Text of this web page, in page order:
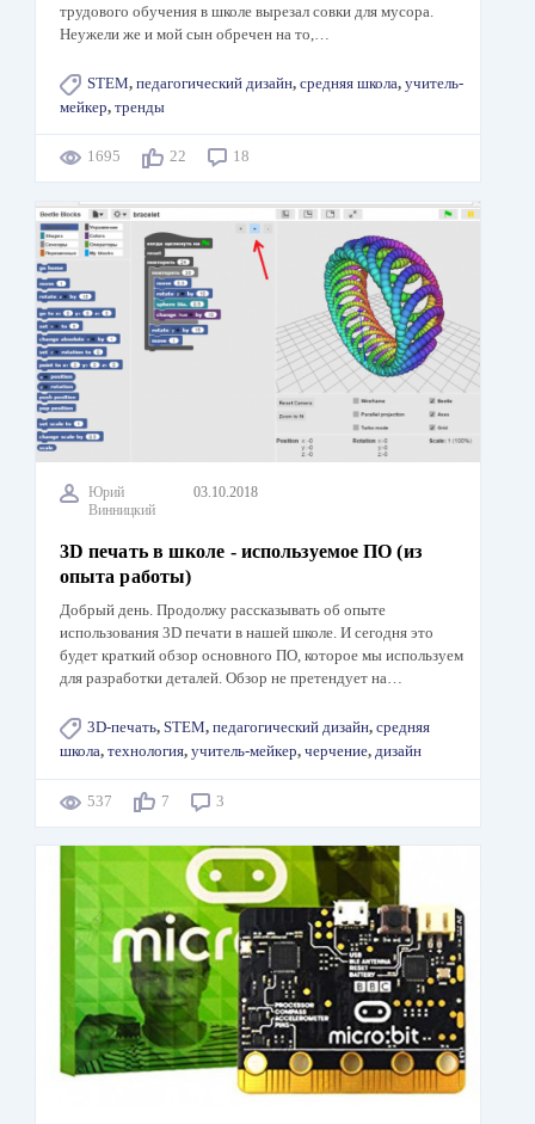
трудового обучения в школе вырезал совки для мусора.
Неужели же и мой сын обречен на то,…
STEM, педагогический дизайн, средняя школа, учитель-
мейкер, тренды
1695 22 18
Юрий
Винницкий
03.10.2018
3D печать в школе - используемое ПО (из
опыта работы)
Добрый день. Продолжу рассказывать об опыте
использования 3D печати в нашей школе. И сегодня это
будет краткий обзор основного ПО, которое мы используем
для разработки деталей. Обзор не претендует на…
3D-печать, STEM, педагогический дизайн, средняя
школа, технология, учитель-мейкер, черчение, дизайн
537 7 3